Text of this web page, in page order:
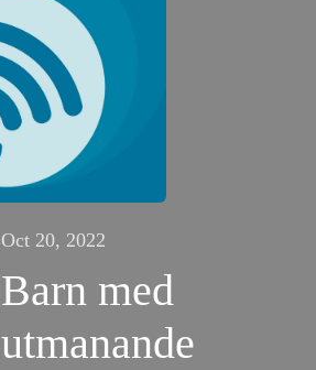
Oct 20, 2022
Barn med
utmanande